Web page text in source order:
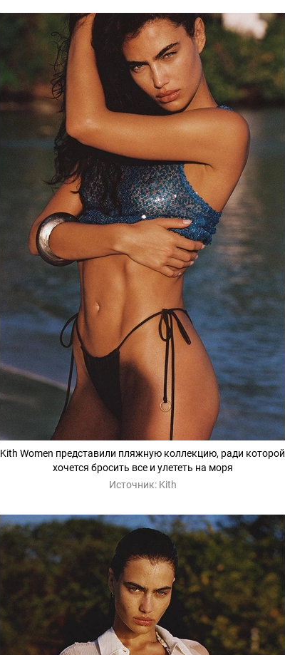
Kith Women представили пляжную коллекцию, ради которой
хочется бросить все и улететь на моря
Источник: Kith